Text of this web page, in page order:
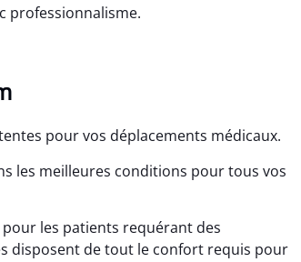
professionnalisme.
pour vos déplacements médicaux.
les meilleures conditions pour tous vos
pour les patients requérant des
disposent de tout le confort requis pour